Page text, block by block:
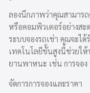
ลองนึกภาพว่าคุณสามาร
หรือคอมพิวเตอร์อย่างส
ระบบจองรถเช่า คุณจะไ
เทคโนโลยีขั้นสูงนี้ช่วยใ
ยานพาหนะ เช่น การจอ
จัดการการจองและราคา